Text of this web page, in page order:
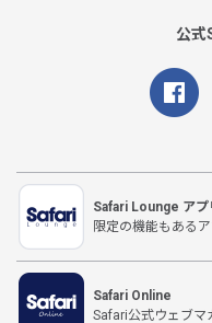
公式
Safari Lounge アプ
限定の機能もある
Safari Online
Safari公式ウェブマ